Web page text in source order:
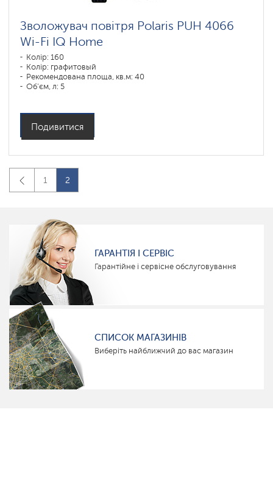
Зволожувач повітря Polaris PUH 4066
Wi-Fi IQ Home
Колір: 160
Колір: графитовый
Рекомендована площа, кв.м: 40
Об'єм, л: 5
Подивитися
1 2
ГАРАНТІЯ І СЕРВІС
Гарантійне і сервісне обслуговування
СПИСОК МАГАЗИНІВ
Виберіть найближчий до вас магазин